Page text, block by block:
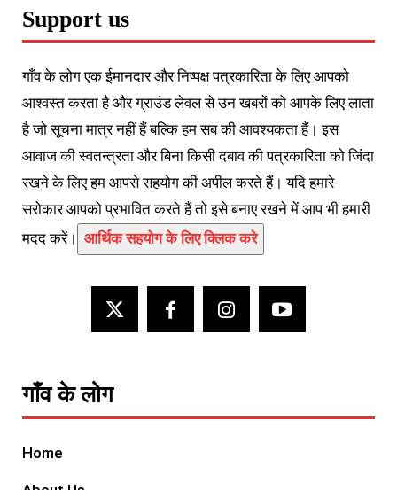
Support us
गाँव के लोग एक ईमानदार और निष्पक्ष पत्रकारिता के लिए आपको
आश्वस्त करता है और ग्राउंड लेवल से उन खबरों को आपके लिए लाता
है जो सूचना मात्र नहीं हैं बल्कि हम सब की आवश्यकता हैं। इस
आवाज की स्वतन्त्रता और बिना किसी दबाव की पत्रकारिता को जिंदा
रखने के लिए हम आपसे सहयोग की अपील करते हैं। यदि हमारे
सरोकार आपको प्रभावित करते हैं तो इसे बनाए रखने में आप भी हमारी
मदद करें। आर्थिक सहयोग के लिए क्लिक करे
गाँव के लोग
Home